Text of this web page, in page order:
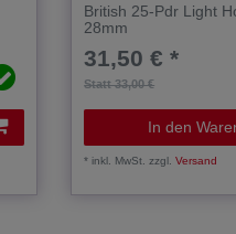
British 25-Pdr Light
28mm
Statt 33,00 €
31,50 € *
In den
*inkl. MwSt. zzgl.Versand